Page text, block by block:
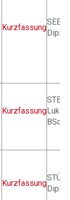
Kurzfassung
Dipl.-
KurzfassungLukas
BSc.
Kurzfassung
Dipl.-